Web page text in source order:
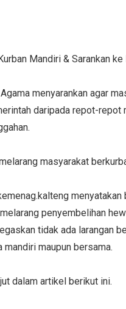
Mandiri & Sarankan ke
menyarankan agar
daripada repot-
masyarakat
penyembelihan
tidak ada larangan
maupun bersama.
dalam artikel berikut ini.